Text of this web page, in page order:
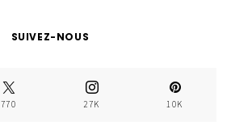
SUIVEZ-NOUS
770 27K 10K